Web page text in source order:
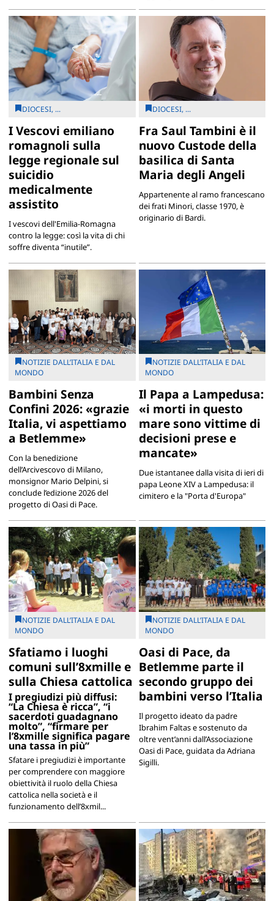
DIOCESI, ...
I Vescovi emiliano
romagnoli sulla
legge regionale sul
suicidio
medicalmente
assistito
I vescovi dell'Emilia-Romagna
contro la legge: così la vita di chi
soffre diventa “inutile”.
DIOCESI, ...
Fra Saul Tambini è il
nuovo Custode della
basilica di Santa
Maria degli Angeli
Appartenente al ramo francescano
dei frati Minori, classe 1970, è
originario di Bardi.
NOTIZIE DALL’ITALIA E DAL
MONDO
Bambini Senza
Confini 2026: «grazie
Italia, vi aspettiamo
a Betlemme»
Con la benedizione
dell’Arcivescovo di Milano,
monsignor Mario Delpini, si
conclude l’edizione 2026 del
progetto di Oasi di Pace.
NOTIZIE DALL’ITALIA E DAL
MONDO
Il Papa a Lampedusa:
«i morti in questo
mare sono vittime di
decisioni prese e
mancate»
Due istantanee dalla visita di ieri di
papa Leone XIV a Lampedusa: il
cimitero e la "Porta d'Europa"
NOTIZIE DALL’ITALIA E DAL
MONDO
Sfatiamo i luoghi
comuni sull’8xmille e
sulla Chiesa cattolica
I pregiudizi più diffusi:
“La Chiesa è ricca”, “i
sacerdoti guadagnano
molto”, “firmare per
l’8xmille significa pagare
una tassa in più”
Sfatare i pregiudizi è importante
per comprendere con maggiore
obiettività il ruolo della Chiesa
cattolica nella società e il
funzionamento dell’8xmil...
NOTIZIE DALL’ITALIA E DAL
MONDO
Oasi di Pace, da
Betlemme parte il
secondo gruppo dei
bambini verso l’Italia
Il progetto ideato da padre
Ibrahim Faltas e sostenuto da
oltre vent’anni dall’Associazione
Oasi di Pace, guidata da Adriana
Sigilli.